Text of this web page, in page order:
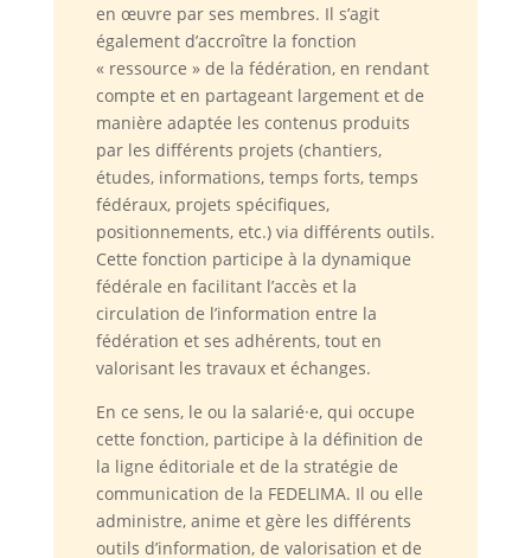
en œuvre par ses membres. Il s’agit
également d’accroître la fonction
« ressource » de la fédération, en rendant
compte et en partageant largement et de
manière adaptée les contenus produits
par les différents projets (chantiers,
études, informations, temps forts, temps
fédéraux, projets spécifiques,
positionnements, etc.) via différents outils.
Cette fonction participe à la dynamique
fédérale en facilitant l’accès et la
circulation de l’information entre la
fédération et ses adhérents, tout en
valorisant les travaux et échanges.
En ce sens, le ou la salarié·e, qui occupe
cette fonction, participe à la définition de
la ligne éditoriale et de la stratégie de
communication de la FEDELIMA. Il ou elle
administre, anime et gère les différents
outils d’information, de valorisation et de